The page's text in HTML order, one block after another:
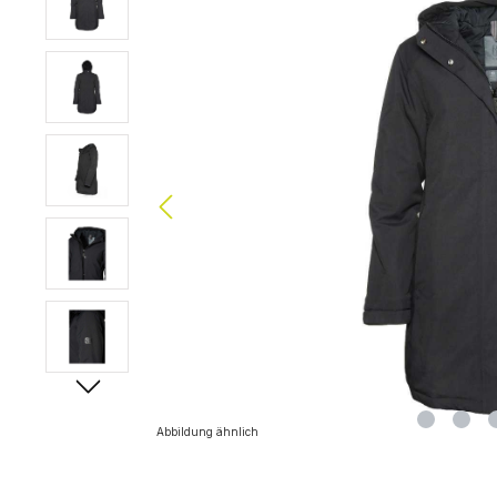
Abbildung ähnlich